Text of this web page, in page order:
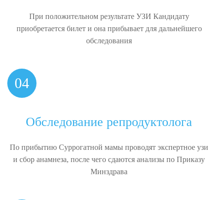
При положительном результате УЗИ Кандидату
приобретается билет и она прибывает для дальнейшего
обследования
04
Обследование репродуктолога
По прибытию Суррогатной мамы проводят экспертное узи
и сбор анамнеза, после чего сдаются анализы по Приказу
Минздрава